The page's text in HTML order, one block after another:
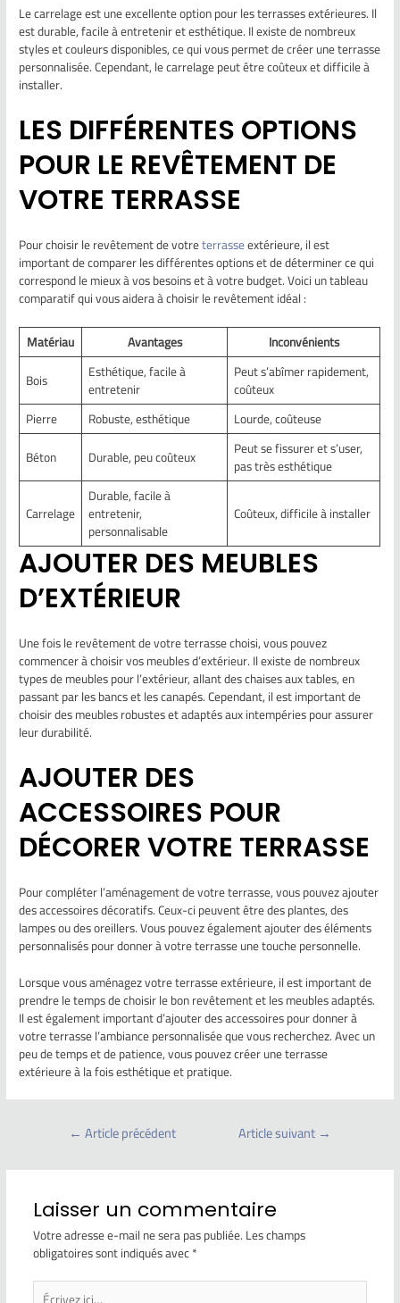
Le carrelage est une excellente option pour les terrasses extérieures. Il
est durable, facile à entretenir et esthétique. Il existe de nombreux
styles et couleurs disponibles, ce qui vous permet de créer une terrasse
personnalisée. Cependant, le carrelage peut être coûteux et difficile à
installer.
LES DIFFÉRENTES OPTIONS
POUR LE REVÊTEMENT DE
VOTRE TERRASSE
Pour choisir le revêtement de votreterrasseextérieure, il est
important de comparer les différentes options et de déterminer ce qui
correspond le mieux à vos besoins et à votre budget. Voici un tableau
comparatif qui vous aidera à choisir le revêtement idéal :
Matériau
Avantages
Inconvénients
Bois
Esthétique, facile à
entretenir
Peut s’abîmer rapidement,
coûteux
Pierre
Robuste, esthétique
Lourde, coûteuse
Béton
Durable, peu coûteux Peut se fissurer et s’user,
pas très esthétique
Carrelage
Durable, facile à
entretenir,
personnalisable
Coûteux, difficile à installer
AJOUTER DES MEUBLES
D’EXTÉRIEUR
Une fois le revêtement de votre terrasse choisi, vous pouvez
commencer à choisir vos meubles d’extérieur. Il existe de nombreux
types de meubles pour l’extérieur, allant des chaises aux tables, en
passant par les bancs et les canapés. Cependant, il est important de
choisir des meubles robustes et adaptés aux intempéries pour assurer
leur durabilité.
AJOUTER DES
ACCESSOIRES POUR
DÉCORER VOTRE TERRASSE
Pour compléter l’aménagement de votre terrasse, vous pouvez ajouter
des accessoires décoratifs. Ceux-ci peuvent être des plantes, des
lampes ou des oreillers. Vous pouvez également ajouter des éléments
personnalisés pour donner à votre terrasse une touche personnelle.
Lorsque vous aménagez votre terrasse extérieure, il est important de
prendre le temps de choisir le bon revêtement et les meubles adaptés.
Il est également important d’ajouter des accessoires pour donner à
votre terrasse l’ambiance personnalisée que vous recherchez. Avec un
peu de temps et de patience, vous pouvez créer une terrasse
extérieure à la fois esthétique et pratique.
← Article précédent Article suivant →
Laisser un commentaire
Votre adresse e-mail ne sera pas publiée.Les champs
obligatoires sont indiqués avec*